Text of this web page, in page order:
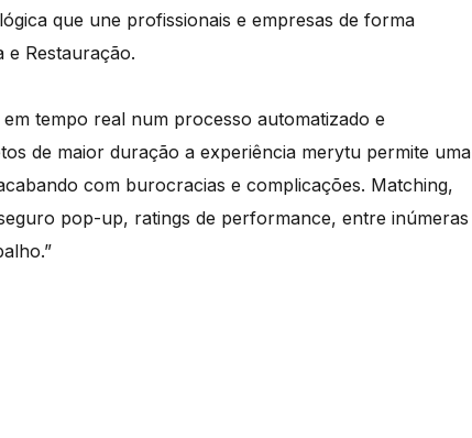
que une profissionais e empresas de forma
e Restauração.
tempo real num processo automatizado e
de maior duração a experiência merytu permite uma
com burocracias e complicações. Matching,
pop-up, ratings de performance, entre inúmeras